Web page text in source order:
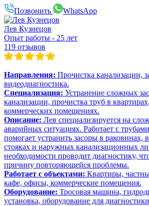
Позвонить WhatsApp
Лев Кузнецов
Опыт работы - 25 лет
119 отзывов
Направления: Прочистка канализации,
видеодиагностика.
Специализация: Устранение сложных
канализации, прочистка труб в
коммерческих помещениях.
Описание: Лев специализируется на
аварийных ситуациях. Работает с
помогает устранить засоры в раковинах,
стояках и наружных канализационных
необходимости проводит диагностику,
причину повторяющейся проблемы.
Работает с объектами: Квартиры,
кафе, офисы, коммерческие помещения.
Оборудование: Тросовая машина,
установка, оборудование для